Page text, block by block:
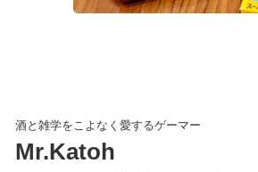
酒と雑学をこよなく愛するゲーマー
Mr.Katoh